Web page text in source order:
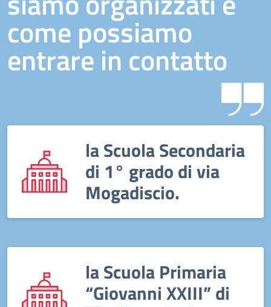
come possiamo
entrare in contatto
la Scuola Secondaria
di 1° grado di via
Mogadiscio.
la Scuola Primaria
“Giovanni XXIII” di